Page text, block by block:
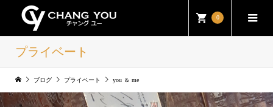
0
プライベート
ブログ プライベート you ＆ me